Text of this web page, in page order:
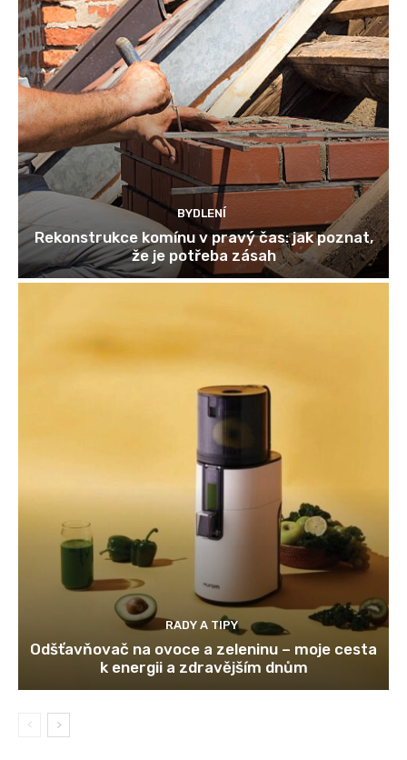
BYDLENÍ
Rekonstrukce komínu v pravý čas: jak poznat,
že je potřeba zásah
RADY A TIPY
Odšťavňovač na ovoce a zeleninu – moje cesta
k energii a zdravějším dnům